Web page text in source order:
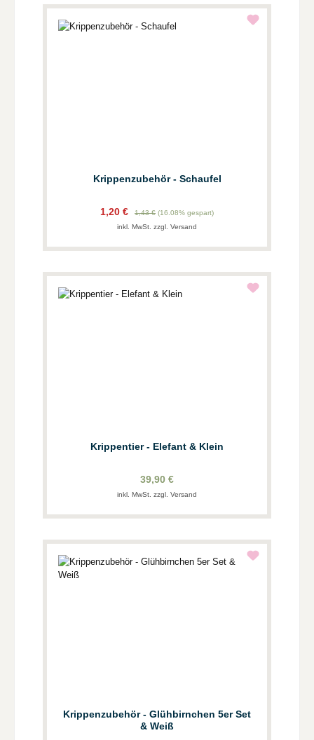
Krippenzubehör - Schaufel
1,20 € 1,43 € (16.08% gespart)
inkl. MwSt. zzgl. Versand
Krippentier - Elefant & Klein
39,90 €
inkl. MwSt. zzgl. Versand
Krippenzubehör - Glühbirnchen 5er Set
& Weiß